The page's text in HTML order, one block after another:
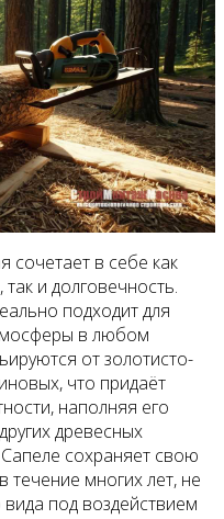
сочетает в себе как
и долговечность.
подходит для
в любом
от золотисто-
что придаёт
наполняя его
древесных
сохраняет свою
течение многих лет, не
под воздействием